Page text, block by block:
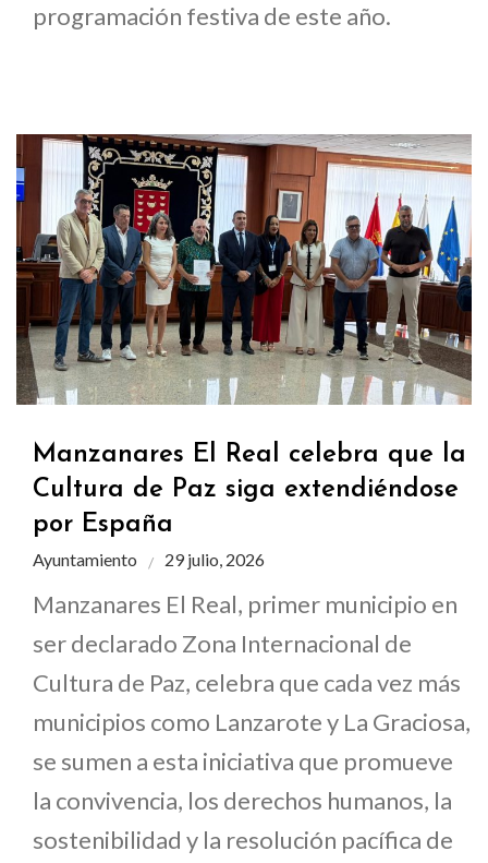
programación festiva de este año.
Manzanares El Real celebra que la
Cultura de Paz siga extendiéndose
por España
Ayuntamiento 29 julio, 2026
Manzanares El Real, primer municipio en
ser declarado Zona Internacional de
Cultura de Paz, celebra que cada vez más
municipios como Lanzarote y La Graciosa,
se sumen a esta iniciativa que promueve
la convivencia, los derechos humanos, la
sostenibilidad y la resolución pacífica de